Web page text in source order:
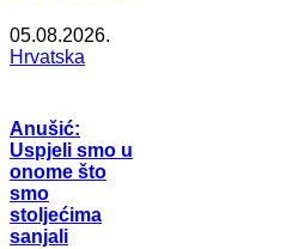
05.08.2026.
Hrvatska
Anušić:
Uspjeli smo u
onome što
smo
stoljećima
sanjali